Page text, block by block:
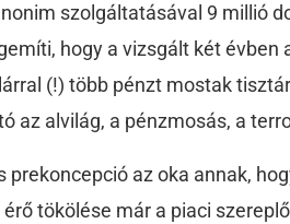
szolgáltatásával 9 millió
hogy a vizsgált két évben
(!) több pénzt mostak
az alvilág, a pénzmosás, a
prekoncepció az oka annak,
tökölése már a piaci